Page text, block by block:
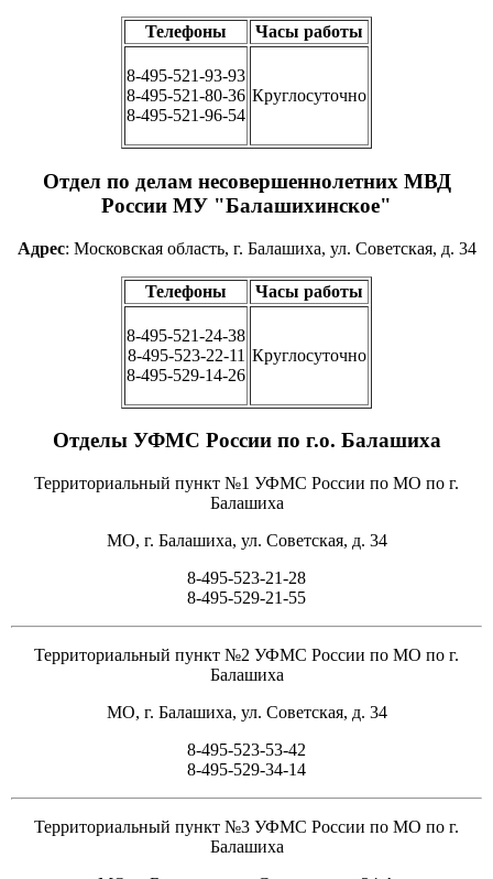
Телефоны Часы работы
8-495-521-93-93
8-495-521-80-36
8-495-521-96-54
Круглосуточно
Отдел по делам несовершеннолетних МВД
России МУ "Балашихинское"
Адрес: Московская область, г. Балашиха, ул. Советская, д. 34
Телефоны Часы работы
8-495-521-24-38
8-495-523-22-11
8-495-529-14-26
Круглосуточно
Отделы УФМС России по г.о. Балашиха
Территориальный пункт №1 УФМС России по МО по г.
Балашиха
МО, г. Балашиха, ул. Советская, д. 34
8-495-523-21-28
8-495-529-21-55
Территориальный пункт №2 УФМС России по МО по г.
Балашиха
МО, г. Балашиха, ул. Советская, д. 34
8-495-523-53-42
8-495-529-34-14
Территориальный пункт №3 УФМС России по МО по г.
Балашиха